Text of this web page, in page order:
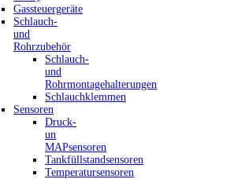
Gassteuergeräte
Schlauch-
und
Rohrzubehör
Schlauch-
und
Rohrmontagehalterungen
Schlauchklemmen
Sensoren
Druck-
un
MAPsensoren
Tankfüllstandsensoren
Temperatursensoren